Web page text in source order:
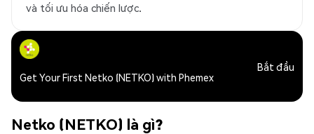
và tối ưu hóa chiến lược.
Get Your First Netko (NETKO) with Phemex
Bắt đầu
Netko (NETKO) là gì?